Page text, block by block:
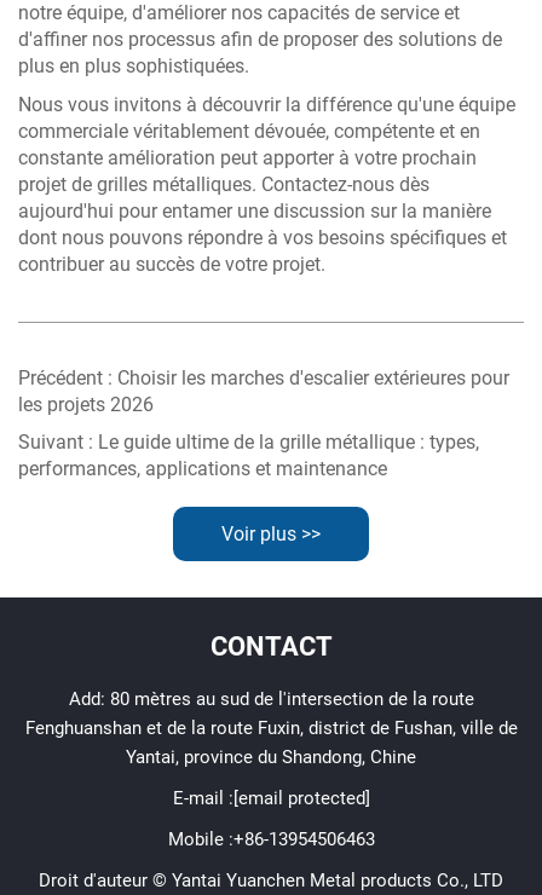
notre équipe, d'améliorer nos capacités de service et
d'affiner nos processus afin de proposer des solutions de
plus en plus sophistiquées.
Nous vous invitons à découvrir la différence qu'une équipe
commerciale véritablement dévouée, compétente et en
constante amélioration peut apporter à votre prochain
projet de grilles métalliques. Contactez-nous dès
aujourd'hui pour entamer une discussion sur la manière
dont nous pouvons répondre à vos besoins spécifiques et
contribuer au succès de votre projet.
Précédent : Choisir les marches d'escalier extérieures pour
les projets 2026
Suivant : Le guide ultime de la grille métallique : types,
performances, applications et maintenance
Voir plus >>
CONTACT
Add: 80 mètres au sud de l'intersection de la route
Fenghuanshan et de la route Fuxin, district de Fushan, ville de
Yantai, province du Shandong, Chine
E-mail : [email protected]
Mobile :+86-13954506463
Droit d'auteur © Yantai Yuanchen Metal products Co., LTD